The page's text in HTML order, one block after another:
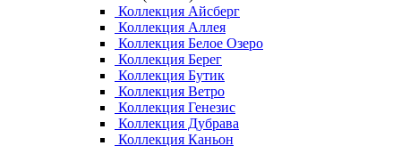
Коллекция Айсберг
Коллекция Аллея
Коллекция Белое Озеро
Коллекция Берег
Коллекция Бутик
Коллекция Ветро
Коллекция Генезис
Коллекция Дубрава
Коллекция Каньон